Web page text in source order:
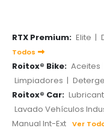
RTX Premium: Elite |
Todos
Roitox® Bike: Aceites
Limpiadores |
Roitox® Car:
Lavado Vehículos
Manual Int-Ext
Ver